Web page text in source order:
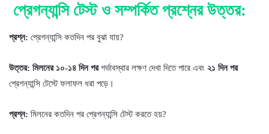
প্রেগন্যান্সি টেস্ট ও সম্পর্কিত প্রশ্নের উত্তর:
প্রশ্ন: প্রেগন্যান্সি কতদিন পর বুঝা যায়?
উত্তর: মিলনের ১০-১৪ দিন পরগর্ভাবস্থার লক্ষণ দেখা দিতে পারে এবং ২১ দিন পর
প্রেগন্যান্সি টেস্টে ফলাফল ধরা পড়ে।
প্রশ্ন: মিলনের কতদিন পর প্রেগন্যান্সি টেস্ট করতে হয়?